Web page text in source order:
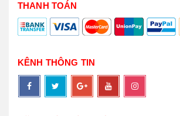
THANH TOÁN
KÊNH THÔNG TIN